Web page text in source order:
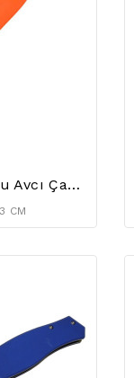
Grey Wolf D2 Turuncu Avcı Çakısı
CM